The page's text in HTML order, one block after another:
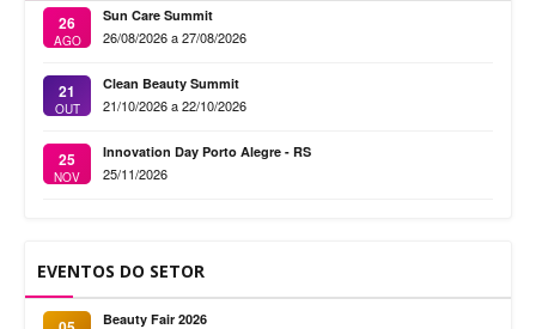
26
AGO
Sun Care Summit
26/08/2026 a 27/08/2026
21
OUT
Clean Beauty Summit
21/10/2026 a 22/10/2026
25
NOV
Innovation Day Porto Alegre - RS
25/11/2026
EVENTOS DO SETOR
Beauty Fair 2026